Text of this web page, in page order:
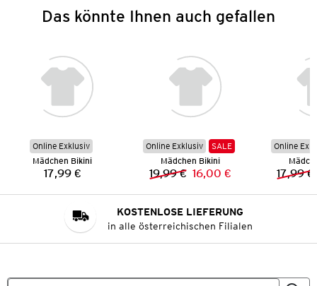
Das könnte Ihnen auch gefallen
Online Exklusiv
Mädchen Bikini
Preis:
17,99 €
Online Exklusiv
SALE
Mädchen Bikini
Vorheriger Preis:
19,99 € Neuer Preis:
16,00 €
Online
17,99 €
KOSTENLOSE LIEFERUNG
in alle österreichischen Filialen